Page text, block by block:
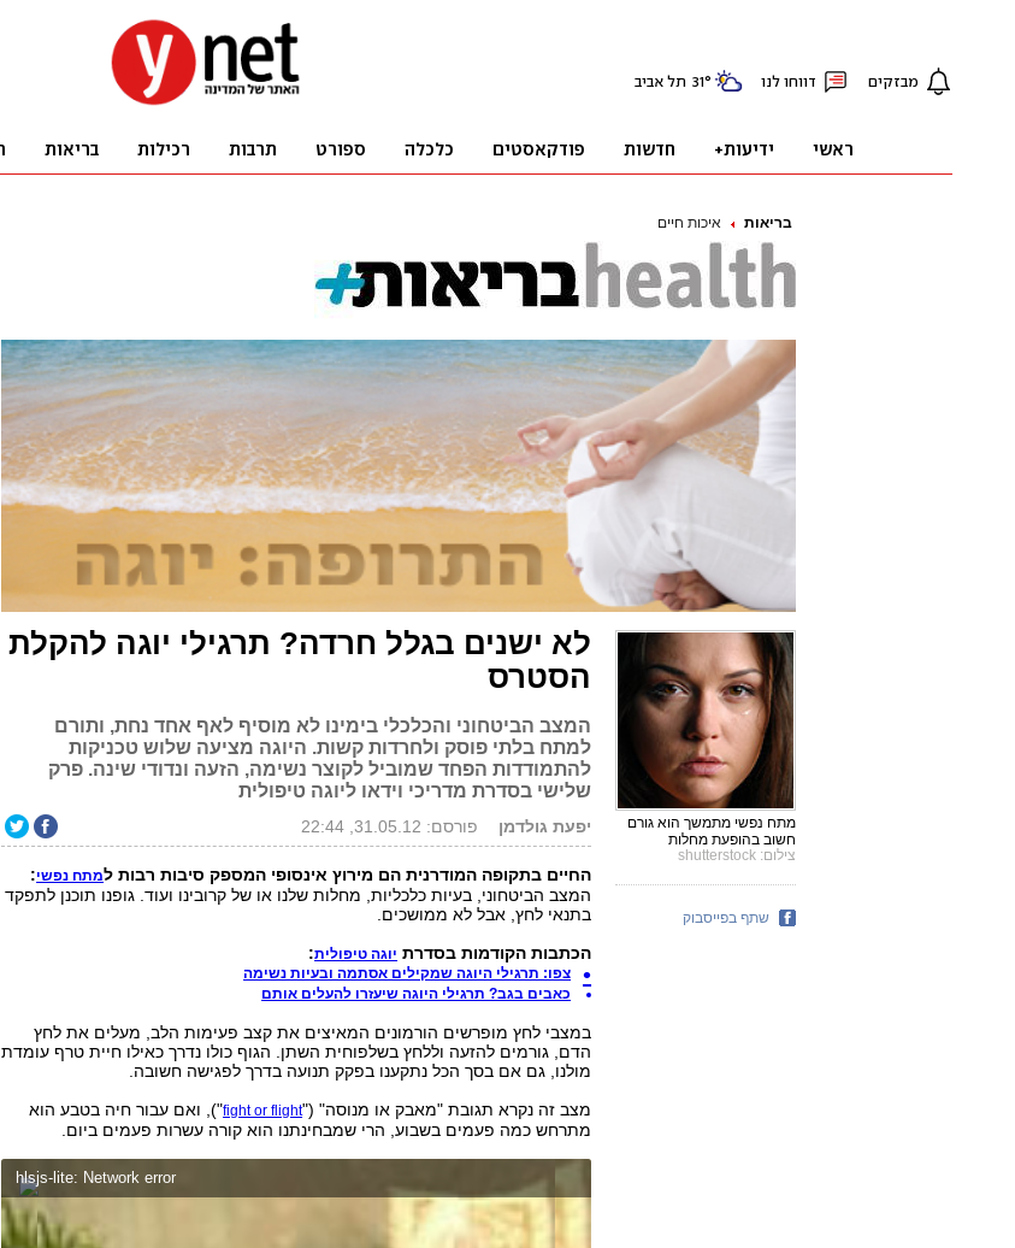
בריאות איכות חיים
לא ישנים בגלל חרדה? תרגילי יוגה להקלת
הסטרס
המצב הביטחוני והכלכלי בימינו לא מוסיף לאף אחד נחת, ותורם
למתח בלתי פוסק ולחרדות קשות. היוגה מציעה שלוש טכניקות
להתמודדות הפחד שמוביל לקוצר נשימה, הזעה ונדודי שינה. פרק
שלישי בסדרת מדריכי וידאו ליוגה טיפולית
יפעת גולדמן פורסם: 31.05.12, 22:44
החיים בתקופה המודרנית הם מירוץ אינסופי המספק סיבות רבות למתח נפשי:
המצב הביטחוני, בעיות כלכליות, מחלות שלנו או של קרובינו ועוד. גופנו תוכנן לתפקד
בתנאי לחץ, אבל לא ממושכים.
הכתבות הקודמות בסדרת יוגה טיפולית:
צפו: תרגילי היוגה שמקילים אסתמה ובעיות נשימה
כאבים בגב? תרגילי היוגה שיעזרו להעלים אותם
במצבי לחץ מופרשים הורמונים המאיצים את קצב פעימות הלב, מעלים את לחץ
הדם, גורמים להזעה וללחץ בשלפוחית השתן. הגוף כולו נדרך כאילו חיית טרף עומדת
מולנו, גם אם בסך הכל נתקענו בפקק תנועה בדרך לפגישה חשובה.
מצב זה נקרא תגובת "מאבק או מנוסה" ("fight or flight"), ואם עבור חיה בטבע הוא
מתרחש כמה פעמים בשבוע, הרי שמבחינתנו הוא קורה עשרות פעמים ביום.
hlsjs-lite: Network error
מתח נפשי מתמשך הוא גורם
חשוב בהופעת מחלות
צילום: shutterstock
שתף בפייסבוק